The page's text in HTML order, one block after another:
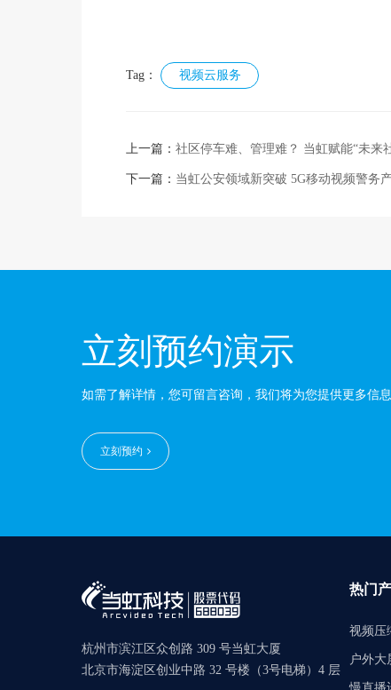
Tag： 视频云服务
上一篇： 社区停车难、管理难？ 当虹赋能“未来
下一篇： 当虹公安领域新突破 5G移动视频警务
立刻预约演示
如需了解详情，您可留言咨询，我们将为您提供更多信息
立刻预约
杭州市滨江区众创路 309 号当虹大厦
北京市海淀区创业中路 32 号楼（3号电梯）4 层
热门
视频压
户外大